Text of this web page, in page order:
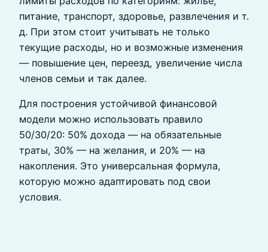
питание, транспорт, здоровье, развлечения и т.
д. При этом стоит учитывать не только
текущие расходы, но и возможные изменения
— повышение цен, переезд, увеличение числа
членов семьи и так далее.
Для построения устойчивой финансовой
модели можно использовать правило
50/30/20: 50% дохода — на обязательные
траты, 30% — на желания, и 20% — на
накопления. Это универсальная формула,
которую можно адаптировать под свои
условия.